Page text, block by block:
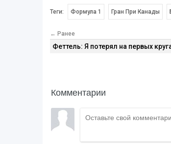
Теги: Формула 1 Гран При Канады
← Ранее
Феттель: Я потерял на первых
Комментарии